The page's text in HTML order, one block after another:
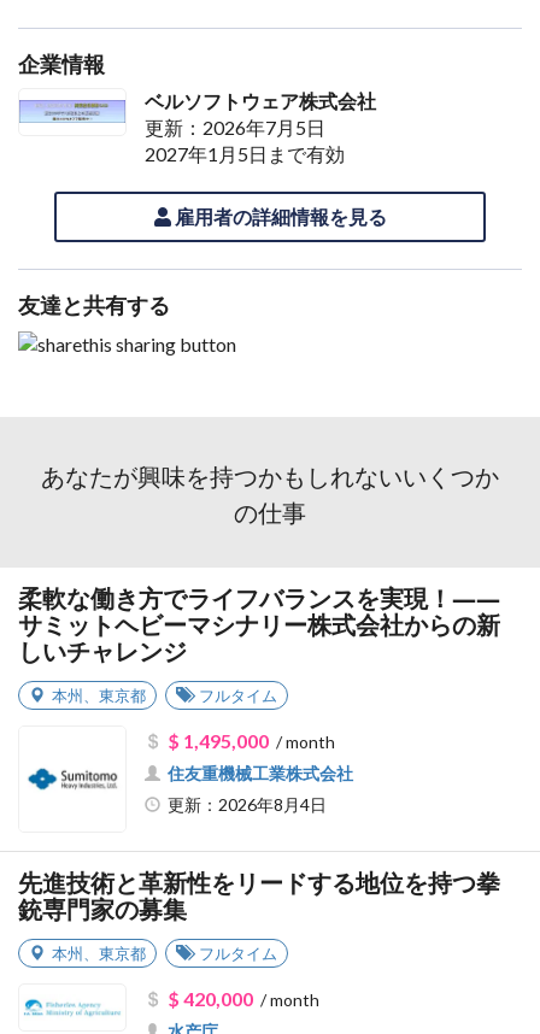
企業情報
ベルソフトウェア株式会社
更新：2026年7月5日
2027年1月5日まで有効
雇用者の詳細情報を見る
友達と共有する
あなたが興味を持つかもしれないいくつか
の仕事
柔軟な働き方でライフバランスを実現！――
サミットヘビーマシナリー株式会社からの新
しいチャレンジ
本州 東京都 フルタイム
$ 1,495,000/ month
住友重機械工業株式会社
更新：2026年8月4日
先進技術と革新性をリードする地位を持つ拳
銃専門家の募集
本州 東京都 フルタイム
$ 420,000/ month